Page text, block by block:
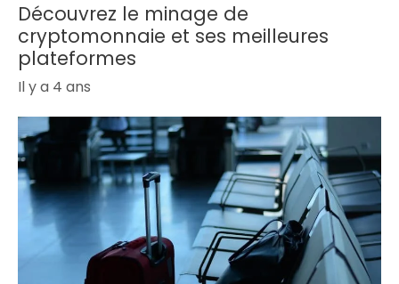
Découvrez le minage de
cryptomonnaie et ses meilleures
plateformes
Il y a 4 ans